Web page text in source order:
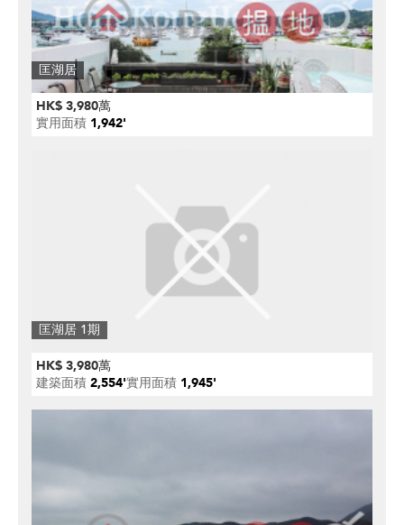
匡湖居
HK$ 3,980萬
實用面積 1,942'
匡湖居 1期
HK$ 3,980萬
建築面積 2,554'實用面積 1,945'